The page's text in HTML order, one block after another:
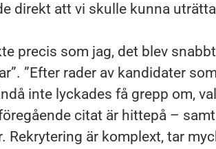
direkt att vi skulle kunna
precis som jag, det blev
”Efter rader av kandidater
inte lyckades få grepp om,
citat är hittepå –
Rekrytering är komplext, tar